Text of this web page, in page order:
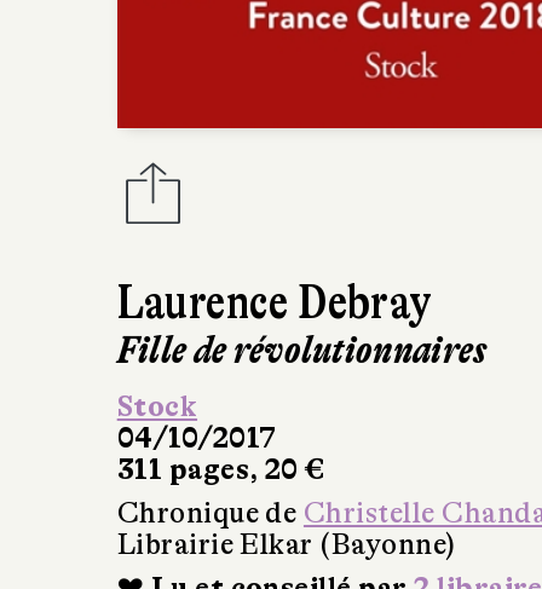
Laurence Debray
Fille de révolutionnaires
Stock
04/10/2017
311 pages, 20 €
Chronique de Christelle
Librairie Elkar (Bayonne)